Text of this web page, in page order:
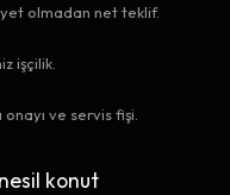
olmadan net teklif.
işçilik.
ve servis fişi.
konut